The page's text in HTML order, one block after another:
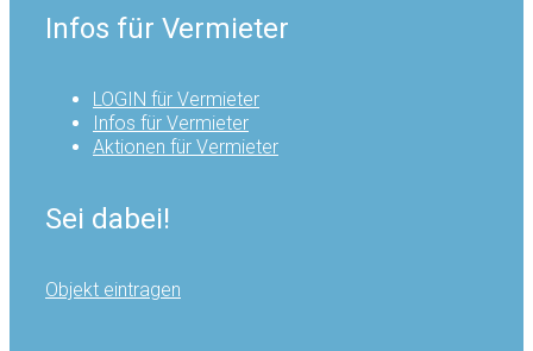
Infos für Vermieter
LOGIN für Vermieter
Infos für Vermieter
Aktionen für Vermieter
Sei dabei!
Objekt eintragen